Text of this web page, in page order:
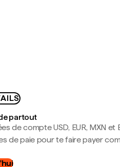
partout
de compte USD, EUR, MXN et
de paie pour te faire payer